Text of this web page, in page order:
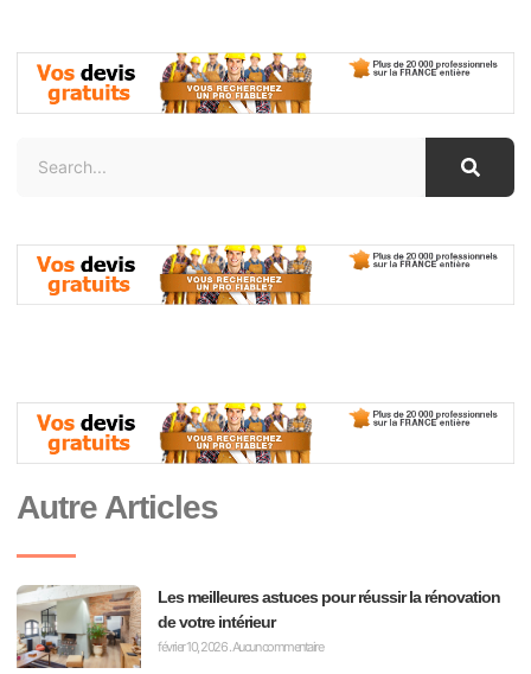
Autre Articles
Les meilleures astuces pour réussir la rénovation
de votre intérieur
février 10, 2026Aucun commentaire